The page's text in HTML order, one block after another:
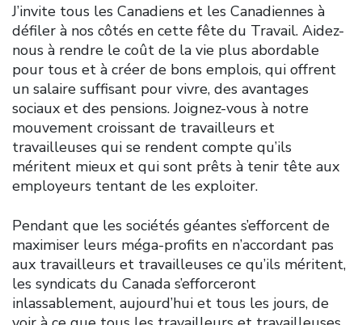
J’invite tous les Canadiens et les Canadiennes à
défiler à nos côtés en cette fête du Travail. Aidez-
nous à rendre le coût de la vie plus abordable
pour tous et à créer de bons emplois, qui offrent
un salaire suffisant pour vivre, des avantages
sociaux et des pensions. Joignez-vous à notre
mouvement croissant de travailleurs et
travailleuses qui se rendent compte qu’ils
méritent mieux et qui sont prêts à tenir tête aux
employeurs tentant de les exploiter.
Pendant que les sociétés géantes s’efforcent de
maximiser leurs méga-profits en n’accordant pas
aux travailleurs et travailleuses ce qu’ils méritent,
les syndicats du Canada s’efforceront
inlassablement, aujourd’hui et tous les jours, de